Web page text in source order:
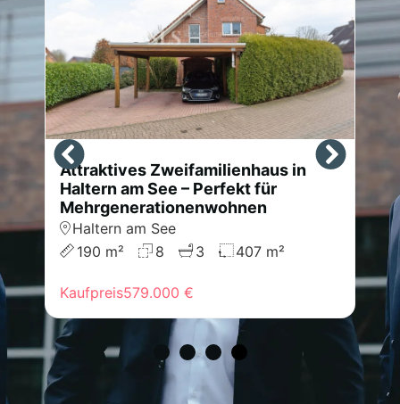
Attraktives Zweifamilienhaus in
Haltern am See – Perfekt für
Mehrgenerationenwohnen
Haltern am See
190 m²
8 3 407 m²
Kaufpreis579.000 €